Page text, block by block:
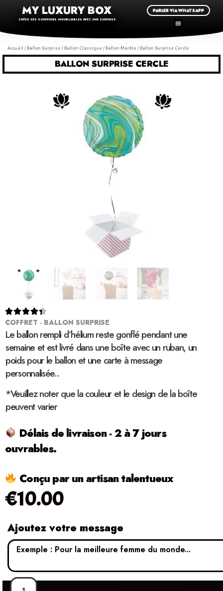
MY LUXURY BOX
CRÉEZ DES SOUVENIRS INOUBLIABLES AVEC UNE SURPRISE
PARLER VIA WHATSAPP
Accueil / Ballon Surprise / Ballon Classique / Ballon Marble / Ballon Surprise Cercle
BALLON SURPRISE CERCLE

COFFRET - BALLON SURPRISE
Le ballon rempli d’hélium reste gonflé pendant une
semaine et est livré dans une boîte avec un ruban, un
poids pour le ballon et une carte à message
personnalisée..
*Veuillez noter que la couleur et le design de la boîte
peuvent varier
Délais de livraison - 2 à 7 jours
ouvrables.
Conçu par un artisan talentueux
€10.00
Ajoutez votre message